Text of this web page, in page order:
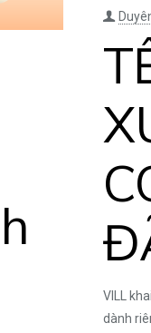
️VILL
dành